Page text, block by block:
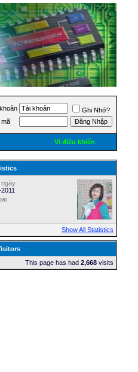
Ghi Nhớ?
mã
Vi điều khiển
ngày
Show All Statistics
This page has had 2,668 visits